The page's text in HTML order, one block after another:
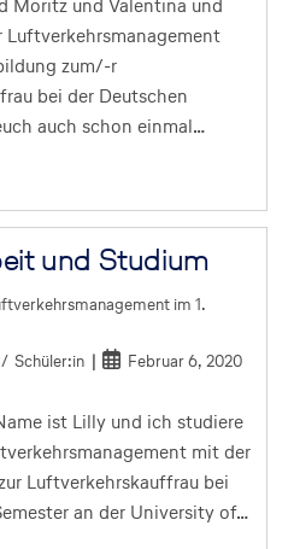
Moritz und Valentina und
Luftverkehrsmanagement
zum/-r
bei der Deutschen
auch schon einmal…
und Studium
im 1.
/ Schüler:in Februar 6, 2020
ist Lilly und ich studiere
mit der
Luftverkehrskauffrau bei
an der University of…